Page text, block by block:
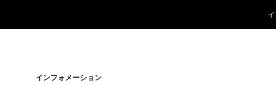
インフォメーション